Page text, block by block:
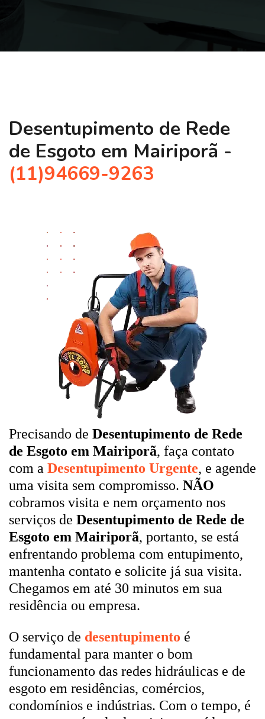
Desentupimento de Rede
de Esgoto em Mairiporã -
(11)94669-9263
Precisando de Desentupimento de Rede
de Esgoto em Mairiporã, faça contato
com a Desentupimento Urgente, e agende
uma visita sem compromisso. NÃO
cobramos visita e nem orçamento nos
serviços de Desentupimento de Rede de
Esgoto em Mairiporã, portanto, se está
enfrentando problema com entupimento,
mantenha contato e solicite já sua visita.
Chegamos em até 30 minutos em sua
residência ou empresa.
O serviço de desentupimento é
fundamental para manter o bom
funcionamento das redes hidráulicas e de
esgoto em residências, comércios,
condomínios e indústrias. Com o tempo, é